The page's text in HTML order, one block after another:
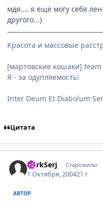
мдя.... я еще могу себя
другого...)
Красота и массовые
[мартовские кошаки]
Я - за одупляемость!
Inter Deum Et Diabolum
Цитата
DarkSerj Старожилы
1 Октября, 200421 г
АВТОР